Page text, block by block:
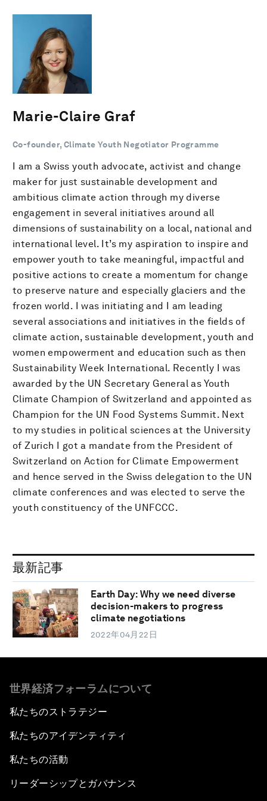
Marie-Claire Graf
Co-founder, Climate Youth Negotiator Programme
I am a Swiss youth advocate, activist and change
maker for just sustainable development and
ambitious climate action through my diverse
engagement in several initiatives around all
dimensions of sustainability on a local, national and
international level. It’s my aspiration to inspire and
empower youth to take meaningful, impactful and
positive actions to create a momentum for change
to preserve nature and especially glaciers and the
frozen world. I was initiating and I am leading
several associations and initiatives in the fields of
climate action, sustainable development, youth and
women empowerment and education such as then
Sustainability Week International. Recently I was
awarded by the UN Secretary General as Youth
Climate Champion of Switzerland and appointed as
Champion for the UN Food Systems Summit. Next
to my studies in political sciences at the University
of Zurich I got a mandate from the President of
Switzerland on Action for Climate Empowerment
and hence served in the Swiss delegation to the UN
climate conferences and was elected to serve the
youth constituency of the UNFCCC.
最新記事
Earth Day: Why we need diverse
decision-makers to progress
climate negotiations
2022年04月22日
世界経済フォーラムについて
私たちのストラテジー
私たちのアイデンティティ
私たちの活動
リーダーシップとガバナンス